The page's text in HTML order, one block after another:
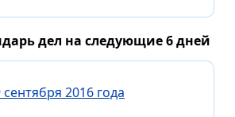
дел на следующие 6 дней
2016 года